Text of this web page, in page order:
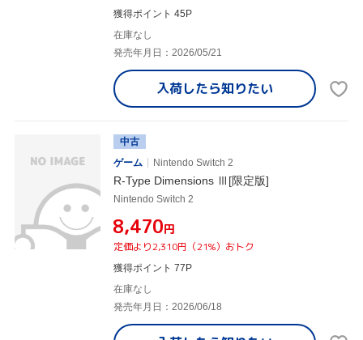
獲得ポイント 45P
在庫なし
発売年月日：2026/05/21
入荷したら知りたい
中古
ゲーム
Nintendo Switch 2
R-Type Dimensions Ⅲ[限定版]
Nintendo Switch 2
¥8,470円
定価より2,310円（21%）おトク
獲得ポイント 77P
在庫なし
発売年月日：2026/06/18